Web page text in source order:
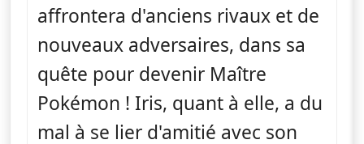
affrontera d'anciens rivaux et de
nouveaux adversaires, dans sa
quête pour devenir Maître
Pokémon ! Iris, quant à elle, a du
mal à se lier d'amitié avec son